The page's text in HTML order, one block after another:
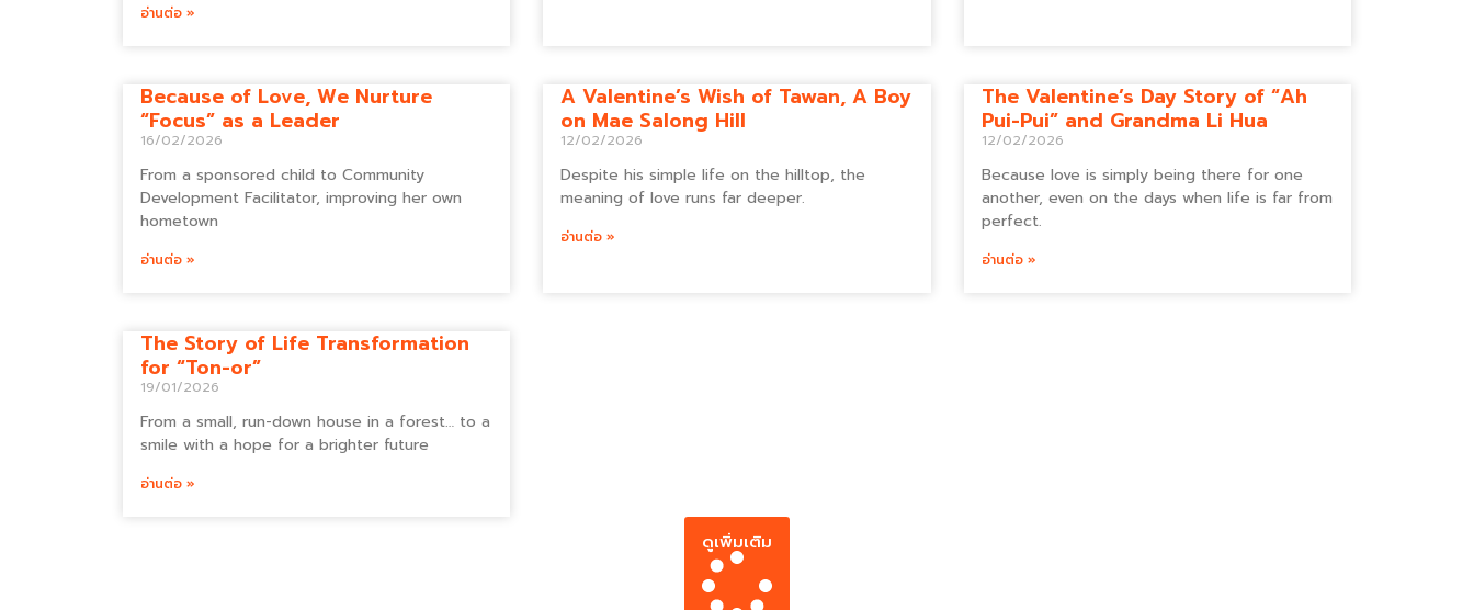
อ่านต่อ »
Because of Love, We Nurture
“Focus” as a Leader
16/02/2026
From a sponsored child to Community
Development Facilitator, improving her own
hometown
อ่านต่อ »
A Valentine’s Wish of Tawan, A Boy
on Mae Salong Hill
12/02/2026
Despite his simple life on the hilltop, the
meaning of love runs far deeper.
อ่านต่อ »
The Valentine’s Day Story of “Ah
Pui-Pui” and Grandma Li Hua
12/02/2026
Because love is simply being there for one
another, even on the days when life is far from
perfect.
อ่านต่อ »
The Story of Life Transformation
for “Ton-or”
19/01/2026
From a small, run-down house in a forest… to a
smile with a hope for a brighter future
อ่านต่อ »
ดูเพิ่มเติม